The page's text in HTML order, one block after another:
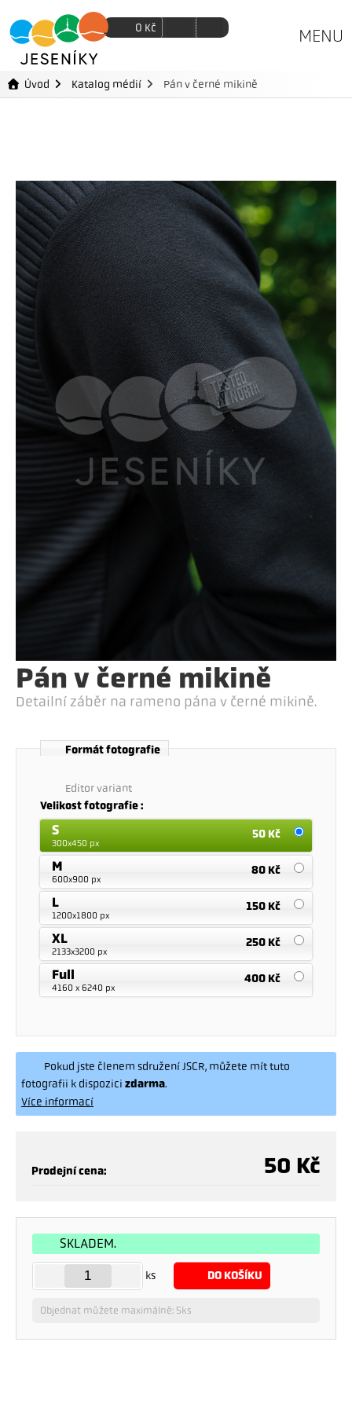
0 Kč MENU
Úvod Katalog médií Pán v černé mikině
Pán v černé mikině
Detailní záběr na rameno pána v černé mikině.
Formát fotografie
Editor variant
Velikost fotografie :
S
300x450 px
50 Kč
M
600x900 px
80 Kč
L
1200x1800 px
150 Kč
XL
2133x3200 px
250 Kč
Full
4160 x 6240 px
400 Kč
Pokud jste členem sdružení JSCR, můžete mít tuto
fotografii k dispozici zdarma.
Více informací
Prodejní cena: 50 Kč
SKLADEM.
ks DO KOŠÍKU
Objednat můžete maximálně: 5ks